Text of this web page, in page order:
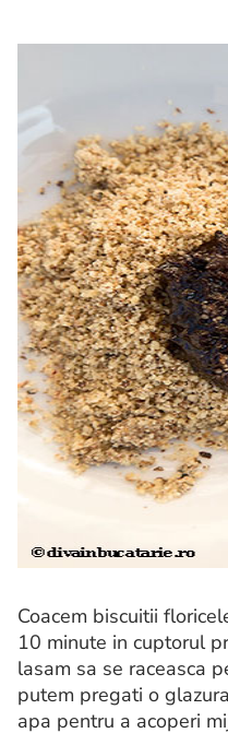
Coacem biscuitii
10 minute in cuptorul
lasam sa se raceasca
putem pregati o
apa pentru a acoperi